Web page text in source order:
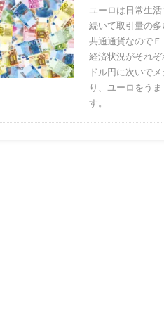
ユーロは日常生
続いて取引量の
共通通貨なので
経済状況がそれぞ
ドル円に次いで
り、ユーロをう
す。